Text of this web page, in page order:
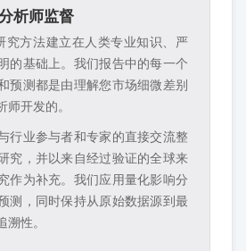
析师监督
究方法建立在人类专业知识、严
的基础上。我们报告中的每一个
预测都是由理解您市场细微差别
开发的。
行业参与者和专家的直接交流整
究，并以来自经过验证的全球来
作为补充。我们应用量化影响分
测，同时保持从原始数据源到最
性。